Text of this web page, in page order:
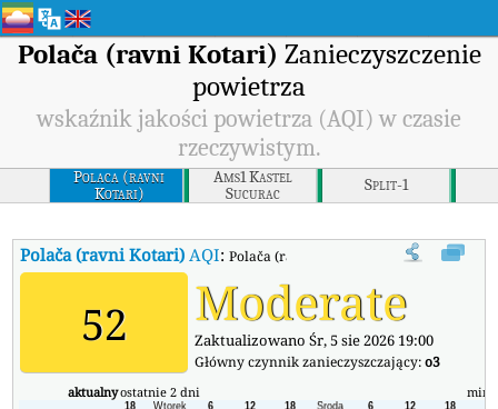
Polača (ravni Kotari) Zanieczyszczenie
powietrza
wskaźnik jakości powietrza (AQI) w czasie
rzeczywistym.
Polaca (ravni
Kotari)
Ams1 Kastel
Sucurac
Split-1
Polača (ravni Kotari) AQI:Polača (ravni Kotari) Wskaźnik Jakości
52 Moderate
Zaktualizowano Śr, 5 sie 2026 19:00
Główny czynnik zanieczyszczający:o3
aktualnyostatnie 2 dni min